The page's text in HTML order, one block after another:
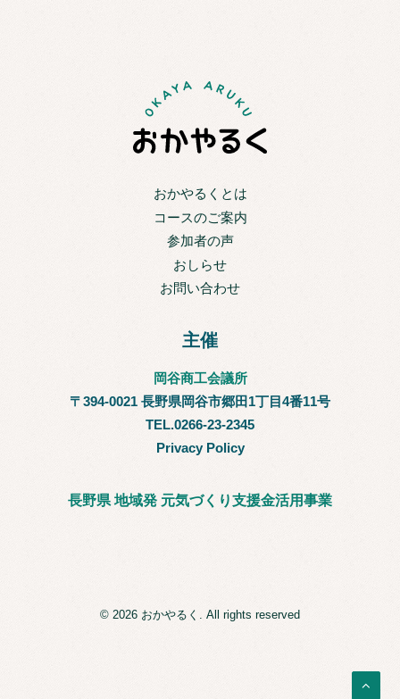
おかやるくとは
コースのご案内
参加者の声
おしらせ
お問い合わせ
主催
岡谷商工会議所
〒394-0021 長野県岡谷市郷田1丁目4番11号
TEL.0266-23-2345
Privacy Policy
長野県 地域発 元気づくり支援金活用事業
© 2026 おかやるく. All rights reserved